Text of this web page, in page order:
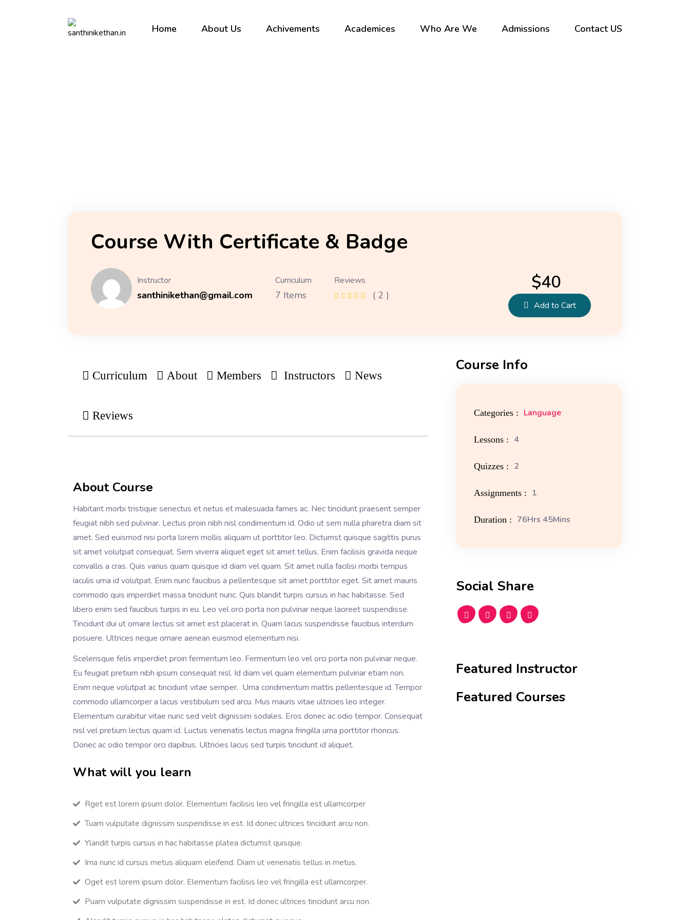
Home About Us Achivements Academices Who Are We Admissions Contact US
Course With Certificate & Badge
Instructor
santhinikethan@gmail.com
Curriculum
7 Items
Reviews
( 2 )
$40
Add to Cart
Curriculum About Members Instructors News
Reviews
About Course
Habitant morbi tristique senectus et netus et malesuada fames ac. Nec tincidunt praesent semper
feugiat nibh sed pulvinar. Lectus proin nibh nisl condimentum id. Odio ut sem nulla pharetra diam sit
amet. Sed euismod nisi porta lorem mollis aliquam ut porttitor leo. Dictumst quisque sagittis purus
sit amet volutpat consequat. Sem viverra aliquet eget sit amet tellus. Enim facilisis gravida neque
convallis a cras. Quis varius quam quisque id diam vel quam. Sit amet nulla facilisi morbi tempus
iaculis urna id volutpat. Enim nunc faucibus a pellentesque sit amet porttitor eget. Sit amet mauris
commodo quis imperdiet massa tincidunt nunc. Quis blandit turpis cursus in hac habitasse. Sed
libero enim sed faucibus turpis in eu. Leo vel orci porta non pulvinar neque laoreet suspendisse.
Tincidunt dui ut ornare lectus sit amet est placerat in. Quam lacus suspendisse faucibus interdum
posuere. Ultrices neque ornare aenean euismod elementum nisi.
Scelerisque felis imperdiet proin fermentum leo. Fermentum leo vel orci porta non pulvinar neque.
Eu feugiat pretium nibh ipsum consequat nisl. Id diam vel quam elementum pulvinar etiam non.
Enim neque volutpat ac tincidunt vitae semper. Urna condimentum mattis pellentesque id. Tempor
commodo ullamcorper a lacus vestibulum sed arcu. Mus mauris vitae ultricies leo integer.
Elementum curabitur vitae nunc sed velit dignissim sodales. Eros donec ac odio tempor. Consequat
nisl vel pretium lectus quam id. Luctus venenatis lectus magna fringilla urna porttitor rhoncus.
Donec ac odio tempor orci dapibus. Ultricies lacus sed turpis tincidunt id aliquet.
What will you learn
Rget est lorem ipsum dolor. Elementum facilisis leo vel fringilla est ullamcorper
Tuam vulputate dignissim suspendisse in est. Id donec ultrices tincidunt arcu non.
Ylandit turpis cursus in hac habitasse platea dictumst quisque.
Irna nunc id cursus metus aliquam eleifend. Diam ut venenatis tellus in metus.
Oget est lorem ipsum dolor. Elementum facilisis leo vel fringilla est ullamcorper.
Puam vulputate dignissim suspendisse in est. Id donec ultrices tincidunt arcu non.
Course Info
Categories : Language
Lessons : 4
Quizzes : 2
Assignments : 1
Duration : 76Hrs 45Mins
Social Share
Featured Instructor
Featured Courses